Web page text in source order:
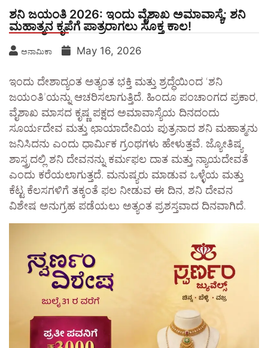
​ಶನಿ ಜಯಂತಿ 2026: ಇಂದು ವೈಶಾಖ ಅಮಾವಾಸ್ಯೆ; ಶನಿ
ಮಹಾತ್ಮನ ಕೃಪೆಗೆ ಪಾತ್ರರಾಗಲು ಸೂಕ್ತ ಕಾಲ!
ಅನಾಮಿಕಾ May 16, 2026
ಇಂದು ದೇಶಾದ್ಯಂತ ಅತ್ಯಂತ ಭಕ್ತಿ ಮತ್ತು ಶ್ರದ್ಧೆಯಿಂದ ‘ಶನಿ
ಜಯಂತಿ’ಯನ್ನು ಆಚರಿಸಲಾಗುತ್ತಿದೆ. ಹಿಂದೂ ಪಂಚಾಂಗದ ಪ್ರಕಾರ,
ವೈಶಾಖ ಮಾಸದ ಕೃಷ್ಣ ಪಕ್ಷದ ಅಮಾವಾಸ್ಯೆಯ ದಿನದಂದು
ಸೂರ್ಯದೇವ ಮತ್ತು ಛಾಯಾದೇವಿಯ ಪುತ್ರನಾದ ಶನಿ ಮಹಾತ್ಮನು
ಜನಿಸಿದನು ಎಂದು ಧಾರ್ಮಿಕ ಗ್ರಂಥಗಳು ಹೇಳುತ್ತವೆ. ಜ್ಯೋತಿಷ್ಯ
ಶಾಸ್ತ್ರದಲ್ಲಿ ಶನಿ ದೇವನನ್ನು ಕರ್ಮಫಲ ದಾತ ಮತ್ತು ನ್ಯಾಯದೇವತೆ
ಎಂದು ಕರೆಯಲಾಗುತ್ತದೆ. ಮನುಷ್ಯರು ಮಾಡುವ ಒಳ್ಳೆಯ ಮತ್ತು
ಕೆಟ್ಟ ಕೆಲಸಗಳಿಗೆ ತಕ್ಕಂತೆ ಫಲ ನೀಡುವ ಈ ದಿನ, ಶನಿ ದೇವನ
ವಿಶೇಷ ಅನುಗ್ರಹ ಪಡೆಯಲು ಅತ್ಯಂತ ಪ್ರಶಸ್ತವಾದ ದಿನವಾಗಿದೆ.